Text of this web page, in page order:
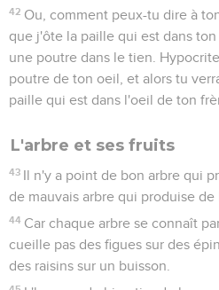
42 Ou, comment peux-tu dire à
que j'ôte la paille qui est dans
une poutre dans le tien.
poutre de ton oeil, et alors tu
paille qui est dans l'oeil de ton
L'arbre et ses fruits
43 Il n'y a point de bon arbre qui
de mauvais arbre qui produise de
44 Car chaque arbre se connaît
cueille pas des figues sur des
des raisins sur un buisson.